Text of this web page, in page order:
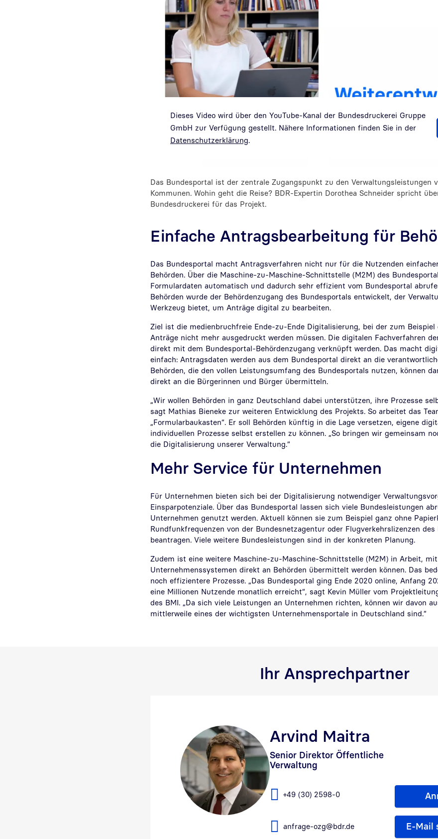
Dieses Video wird über den YouTube-Kanal der Bundesdruckerei Gruppe
GmbH zur Verfügung gestellt. Nähere Informationen finden Sie in der
Datenschutzerklärung.
Das Bundesportal ist der zentrale Zugangspunkt zu den Verwaltungsleistungen
Kommunen. Wohin geht die Reise? BDR-Expertin Dorothea Schneider spricht
Bundesdruckerei für das Projekt.
Einfache Antragsbearbeitung für
Das Bundesportal macht Antragsverfahren nicht nur für die Nutzenden
Behörden. Über die Maschine-zu-Maschine-Schnittstelle (M2M) des
Formulardaten automatisch und dadurch sehr effizient vom Bundesportal
Behörden wurde der Behördenzugang des Bundesportals entwickelt, der
Werkzeug bietet, um Anträge digital zu bearbeiten.
Ziel ist die medienbruchfreie Ende-zu-Ende Digitalisierung, bei der zum
Anträge nicht mehr ausgedruckt werden müssen. Die digitalen Fachverfahren
direkt mit dem Bundesportal-Behördenzugang verknüpft werden. Das macht
einfach: Antragsdaten werden aus dem Bundesportal direkt an die
Behörden, die den vollen Leistungsumfang des Bundesportals nutzen, können
direkt an die Bürgerinnen und Bürger übermitteln.
„Wir wollen Behörden in ganz Deutschland dabei unterstützen, ihre Prozesse
sagt Mathias Bieneke zur weiteren Entwicklung des Projekts. So arbeitet das
„Formularbaukasten“. Er soll Behörden künftig in die Lage versetzen, eigene
individuellen Prozesse selbst erstellen zu können. „So bringen wir gemeinsam
die Digitalisierung unserer Verwaltung.“
Mehr Service für Unternehmen
Für Unternehmen bieten sich bei der Digitalisierung notwendiger
Einsparpotenziale. Über das Bundesportal lassen sich viele Bundesleistungen
Unternehmen genutzt werden. Aktuell können sie zum Beispiel ganz ohne
Rundfunkfrequenzen von der Bundesnetzagentur oder Flugverkehrslizenzen
beantragen. Viele weitere Bundesleistungen sind in der konkreten Planung.
Zudem ist eine weitere Maschine-zu-Maschine-Schnittstelle (M2M) in Arbeit,
Unternehmenssystemen direkt an Behörden übermittelt werden können. Das
noch effizientere Prozesse. „Das Bundesportal ging Ende 2020 online, Anfang
eine Millionen Nutzende monatlich erreicht“, sagt Kevin Müller vom
des BMI. „Da sich viele Leistungen an Unternehmen richten, können wir davon
mittlerweile eines der wichtigsten Unternehmensportale in Deutschland sind.“
Ihr Ansprechpartner
Arvind Maitra
Senior Direktor Öffentliche
Verwaltung
+49 (30) 2598-0
anfrage-ozg@bdr.de E-Mail